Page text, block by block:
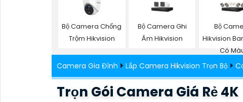
Bộ Camera Chống
Trộm Hikvision
Bộ Camera Ghi
Âm Hikvision
Bộ
Hikvision
Có
Camera Gia Đình Lắp Camera Hikvision Trọn Bộ
Trọn Gói Camera Giá Rẻ 4K